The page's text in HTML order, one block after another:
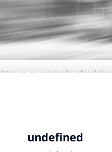
op de originele afbeelding